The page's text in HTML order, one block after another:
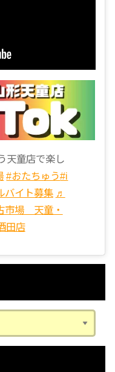
天童店で楽し
#おたちゅう#i
バイト募集 ♬
市場 天童・
田店